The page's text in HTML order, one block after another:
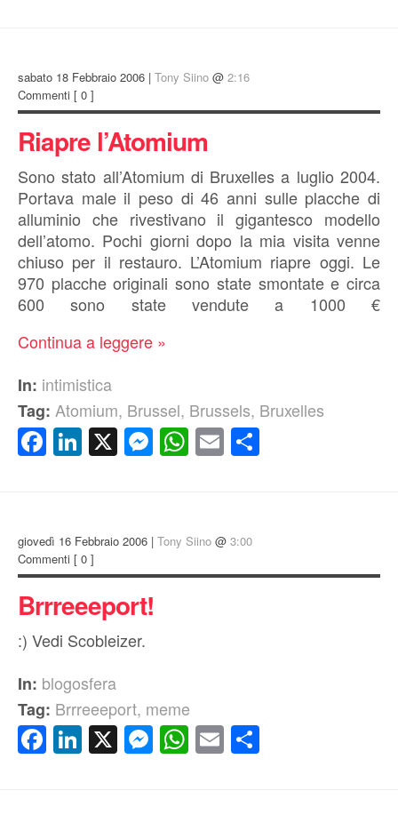
sabato 18 Febbraio 2006 | Tony Siino @ 2:16
Commenti [ 0 ]
Riapre l’Atomium
Sono stato all’Atomium di Bruxelles a luglio 2004.
Portava male il peso di 46 anni sulle placche di
alluminio che rivestivano il gigantesco modello
dell’atomo. Pochi giorni dopo la mia visita venne
chiuso per il restauro. L’Atomium riapre oggi. Le
970 placche originali sono state smontate e circa
600 sono state vendute a 1000 €
Continua a leggere »
In: intimistica
Tag: Atomium, Brussel, Brussels, Bruxelles
Facebook
LinkedIn
X Messenger
WhatsApp
Email
giovedì 16 Febbraio 2006 | Tony Siino @ 3:00
Commenti [ 0 ]
Brrreeeport!
:) Vedi Scobleizer.
In: blogosfera
Tag: Brrreeeport, meme
Facebook
LinkedIn
X Messenger
WhatsApp
Email